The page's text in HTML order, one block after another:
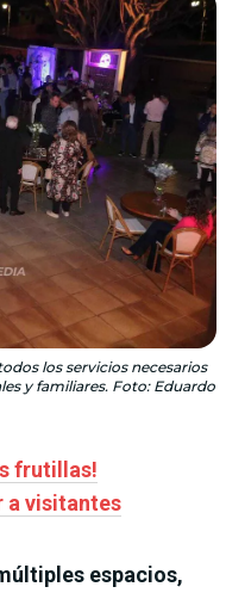
los servicios necesarios
y familiares. Foto: Eduardo
frutillas!
a visitantes
espacios,